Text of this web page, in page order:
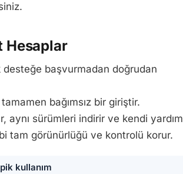
Hesaplar
desteğe başvurmadan doğrudan
bağımsız bir giriştir.
aynı sürümleri indirir ve kendi yardım
tam görünürlüğü ve kontrolü korur.
kullanım